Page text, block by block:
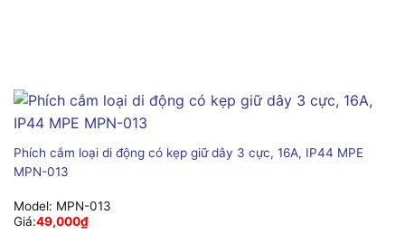
Phích cắm loại di động có kẹp giữ dây 3 cực, 16A, IP44 MPE
MPN-013
Model: MPN-013
Giá:49,000₫